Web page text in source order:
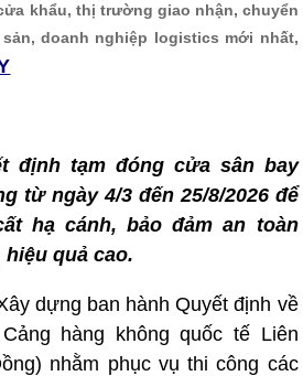
khẩu, thị trường giao nhận, chuyển
doanh nghiệp logistics mới nhất,
định tạm đóng cửa sân bay
từ ngày 4/3 đến 25/8/2026 để
hạ cánh, bảo đảm an toàn
quả cao.
dựng ban hành Quyết định về
hàng không quốc tế Liên
nhằm phục vụ thi công các